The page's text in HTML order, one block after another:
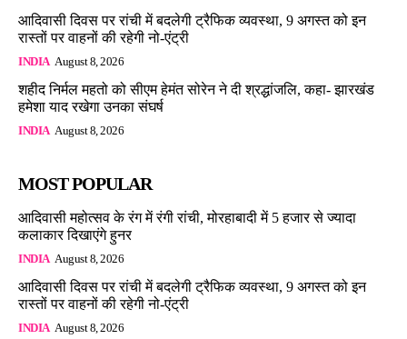
आदिवासी दिवस पर रांची में बदलेगी ट्रैफिक व्यवस्था, 9 अगस्त को इन
रास्तों पर वाहनों की रहेगी नो-एंट्री
INDIA August 8, 2026
शहीद निर्मल महतो को सीएम हेमंत सोरेन ने दी श्रद्धांजलि, कहा- झारखंड
हमेशा याद रखेगा उनका संघर्ष
INDIA August 8, 2026
MOST POPULAR
आदिवासी महोत्सव के रंग में रंगी रांची, मोरहाबादी में 5 हजार से ज्यादा
कलाकार दिखाएंगे हुनर
INDIA August 8, 2026
आदिवासी दिवस पर रांची में बदलेगी ट्रैफिक व्यवस्था, 9 अगस्त को इन
रास्तों पर वाहनों की रहेगी नो-एंट्री
INDIA August 8, 2026